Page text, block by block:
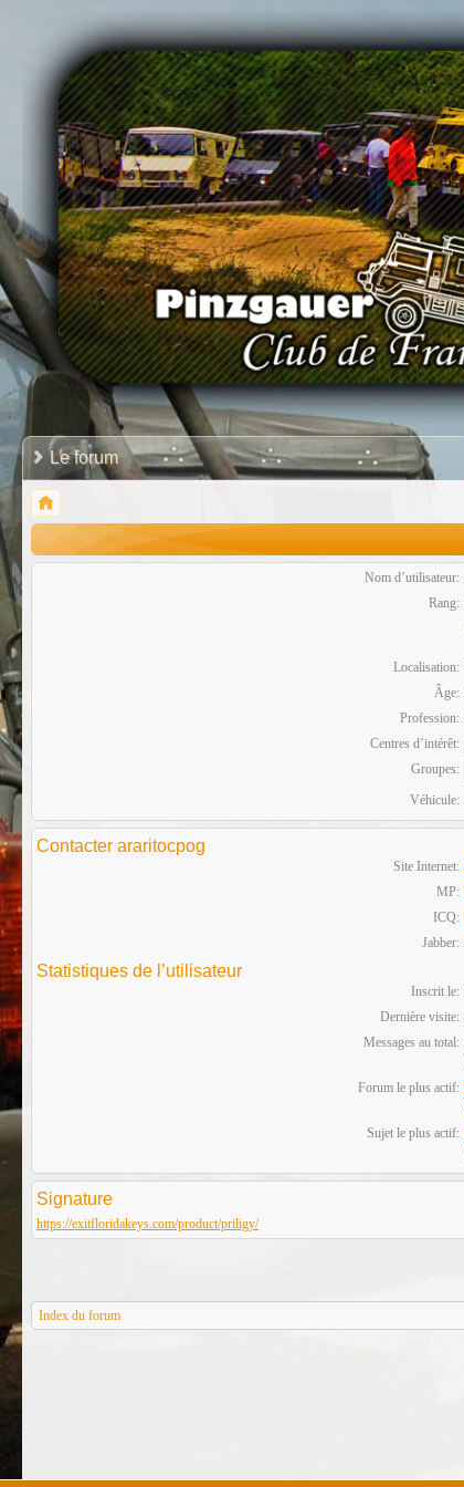
Le forum
Nom d’utilisateur:
Rang:
Localisation:
Âge:
Profession:
Centres d’intérêt:
Groupes:
Véhicule:
Contacter araritocpog
Site Internet:
MP:
ICQ:
Jabber:
Statistiques de l’utilisateur
Inscrit le:
Dernière visite:
Messages au total:
Forum le plus actif:
Sujet le plus actif:
Signature
https://exitfloridakeys.com/product/priligy/
Index du forum